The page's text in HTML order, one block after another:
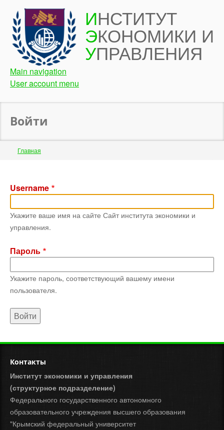
Перейти
основному
содержанию
ИНСТИТУТ
ЭКОНОМИКИ И
УПРАВЛЕНИЯ
Main navigation
User account menu
Войти
Строка
Главная
to
Username
Укажите ваше имя на сайте Сайт института экономики и
управления.
Пароль
Укажите пароль, соответствующий вашему имени
пользователя.
Контакты
Институт экономики и управления
(структурное подразделение)
Федерального государственного автономного
образовательного учреждения высшего образования
"Крымский федеральный университет